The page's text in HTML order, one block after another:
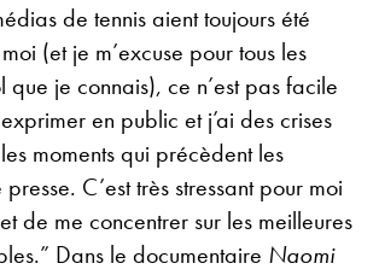
de tennis aient toujours été
(et je m’excuse pour tous les
que je connais), ce n’est pas facile
en public et j’ai des crises
moments qui précèdent les
C’est très stressant pour moi
de me concentrer sur les meilleures
Dans le documentaire Naomi